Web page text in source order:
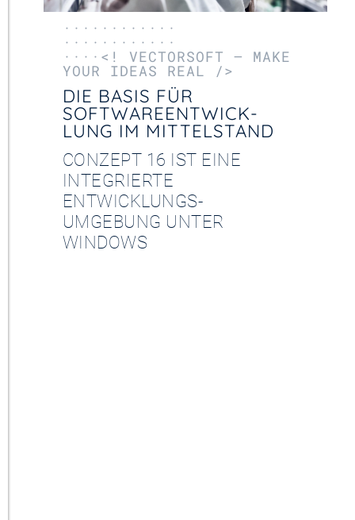
············
············
····<! VECTORSOFT – MAKE
YOUR IDEAS REAL />
DIE BASIS FÜR
SOFTWARE­ENTWICK­
LUNG IM MITTEL­STAND
CONZEPT 16 IST EINE
INTEGRIERTE
ENTWICKLUNGS­
UMGEBUNG UNTER
WINDOWS